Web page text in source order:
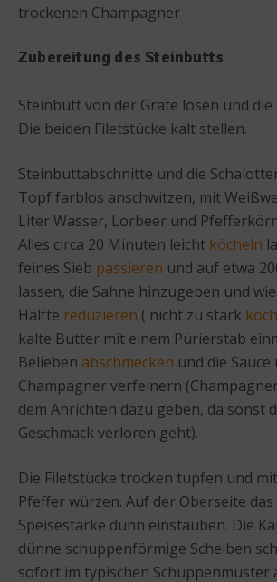
trockenen Champagner
Zubereitung des Steinbutts
Steinbutt von der Gräte lösen und
Die beiden Filetstücke kalt stellen.
Steinbuttabschnitte und die
Topf farblos anschwitzen, mit
Liter Wasser, Lorbeer und
Alles circa 20 Minuten leicht köcheln
feines Sieb passieren und auf etwa
lassen, die Sahne hinzugeben und
Hälfte reduzieren ( nicht zu stark
kalte Butter mit einem Pürierstab
Belieben abschmecken und die Sauce
Champagner verfeinern
dem Anrichten dazu geben, da sonst
Geschmack verloren geht).
Die Filetstücke trocken tupfen und
Pfeffer würzen. Auf der Oberseite das
Speisestärke dünn einstauben. Die
dünne schuppenförmige Scheiben
sofort im typischen Schuppenmuster